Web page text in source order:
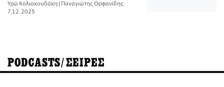
Υρώ Κολιακουδάκη | Παναγιώτης Ορφανίδης
7.12.2025
PODCASTS/ΣΕΙΡΕΣ